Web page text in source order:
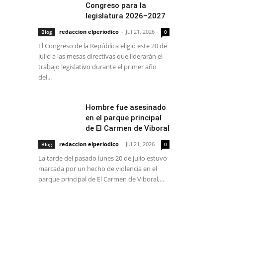
Congreso para la
legislatura 2026–2027
Blog redaccion elperiodico - Jul 21, 2026 0
El Congreso de la República eligió este 20 de
julio a las mesas directivas que liderarán el
trabajo legislativo durante el primer año
del...
Hombre fue asesinado
en el parque principal
de El Carmen de Viboral
Blog redaccion elperiodico - Jul 21, 2026 0
La tarde del pasado lunes 20 de julio estuvo
marcada por un hecho de violencia en el
parque principal de El Carmen de Viboral,...